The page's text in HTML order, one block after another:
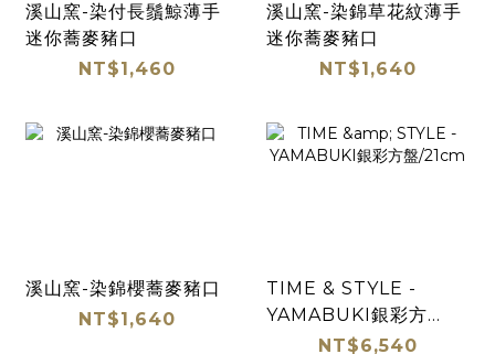
溪山窯-染付長鬚鯨薄手
迷你蕎麥豬口
NT$1,460
溪山窯-染錦草花紋薄手
迷你蕎麥豬口
NT$1,640
溪山窯-染錦櫻蕎麥豬口
NT$1,640
TIME & STYLE -
YAMABUKI銀彩方
盤/21cmNT$6,540